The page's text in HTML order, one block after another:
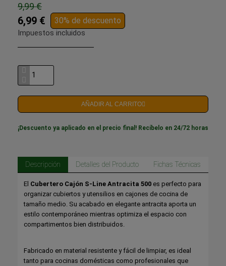
9,99 €
6,99 € 30% de descuento
Impuestos incluidos
AÑADIR AL CARRITO
¡Descuento ya aplicado en el precio final! Recíbelo en 24/72 horas
Descripción Detalles del Producto Fichas Técnicas
El Cubertero Cajón S-Line Antracita 500 es perfecto para
organizar cubiertos y utensilios en cajones de cocina de
tamaño medio. Su acabado en elegante antracita aporta un
estilo contemporáneo mientras optimiza el espacio con
compartimentos bien distribuidos.
Fabricado en material resistente y fácil de limpiar, es ideal
tanto para cocinas domésticas como profesionales que